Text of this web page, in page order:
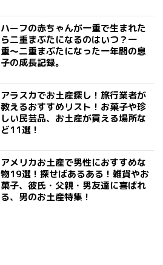
ハーフの赤ちゃんが一重で生まれた
ら二重まぶたになるのはいつ？一
重〜二重まぶたになった一年間の息
子の成長記録。
アラスカでお土産探し！旅行業者が
教えるおすすめリスト！お菓子や珍
しい民芸品、お土産が買える場所な
ど11選！
アメリカお土産で男性におすすめな
物19選！探せばあるある！雑貨やお
菓子、彼氏・父親・男友達に喜ばれ
る、男のお土産特集！